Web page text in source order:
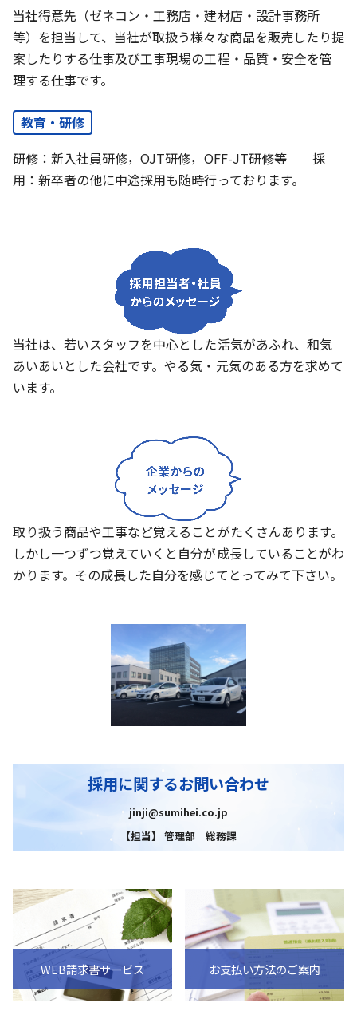
当社得意先（ゼネコン・工務店・建材店・設計事務所
等）を担当して、当社が取扱う様々な商品を販売したり提
案したりする仕事及び工事現場の工程・品質・安全を管
理する仕事です。
教育・研修
研修：新入社員研修，OJT研修，OFF-JT研修等 採
用：新卒者の他に中途採用も随時行っております。
当社は、若いスタッフを中心とした活気があふれ、和気
あいあいとした会社です。やる気・元気のある方を求めて
います。
取り扱う商品や工事など覚えることがたくさんあります。
しかし一つずつ覚えていくと自分が成長していることがわ
かります。その成長した自分を感じてとってみて下さい。
採用に関するお問い合わせ
jinji@sumihei.co.jp
【担当】 管理部 総務課
WEB請求書サービス お支払い方法のご案内